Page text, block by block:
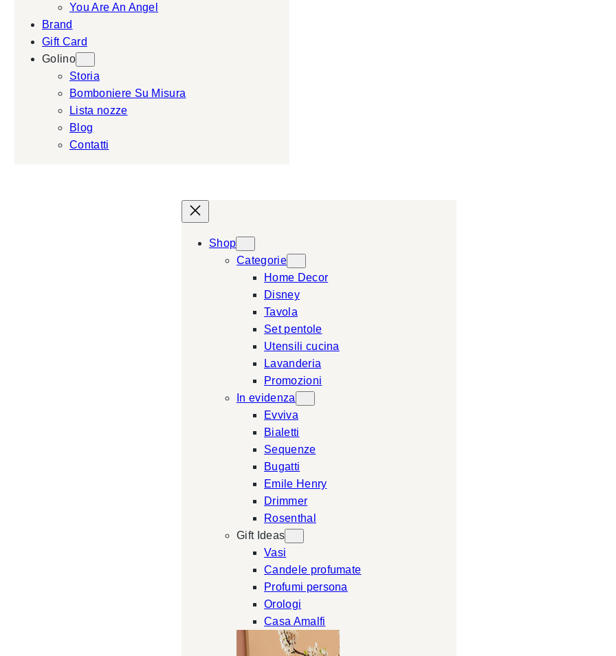
You Are An Angel
Brand
Gift Card
Golino
Storia
Bomboniere Su Misura
Lista nozze
Blog
Contatti
Shop
Categorie
Home Decor
Disney
Tavola
Set pentole
Utensili cucina
Lavanderia
Promozioni
In evidenza
Evviva
Bialetti
Sequenze
Bugatti
Emile Henry
Drimmer
Rosenthal
Gift Ideas
Vasi
Candele profumate
Profumi persona
Orologi
Casa Amalfi